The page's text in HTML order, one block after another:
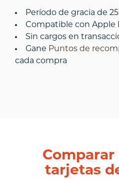
Período de gracia de
Compatible con Apple
Sin cargos en
Gane Puntos de
cada compra
tarjetas